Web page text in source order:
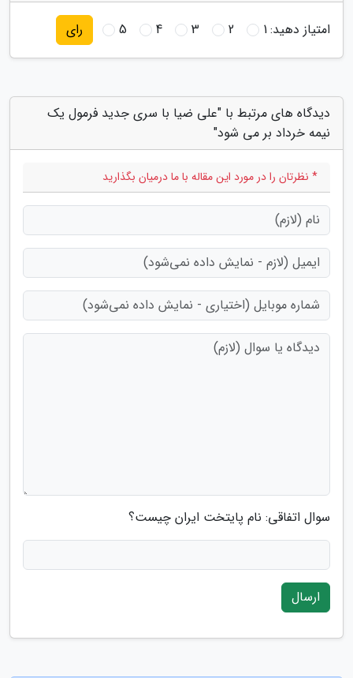
امتیاز دهید:1
2
3
4
5 رای
دیدگاه های مرتبط با "علی ضیا با سری جدید فرمول یک
نیمه خرداد بر می شود"
* نظرتان را در مورد این مقاله با ما درمیان بگذارید
سوال اتفاقی: نام پایتخت ایران چیست؟
ارسال